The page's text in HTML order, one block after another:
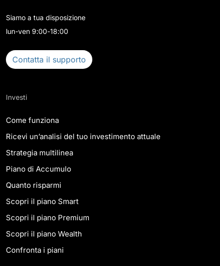
Siamo a tua disposizione
lun-ven 9:00-18:00
Contatta il supporto
Investi
Come funziona
Ricevi un’analisi del tuo investimento attuale
Strategia multilinea
Piano di Accumulo
Quanto risparmi
Scopri il piano Smart
Scopri il piano Premium
Scopri il piano Wealth
Confronta i piani